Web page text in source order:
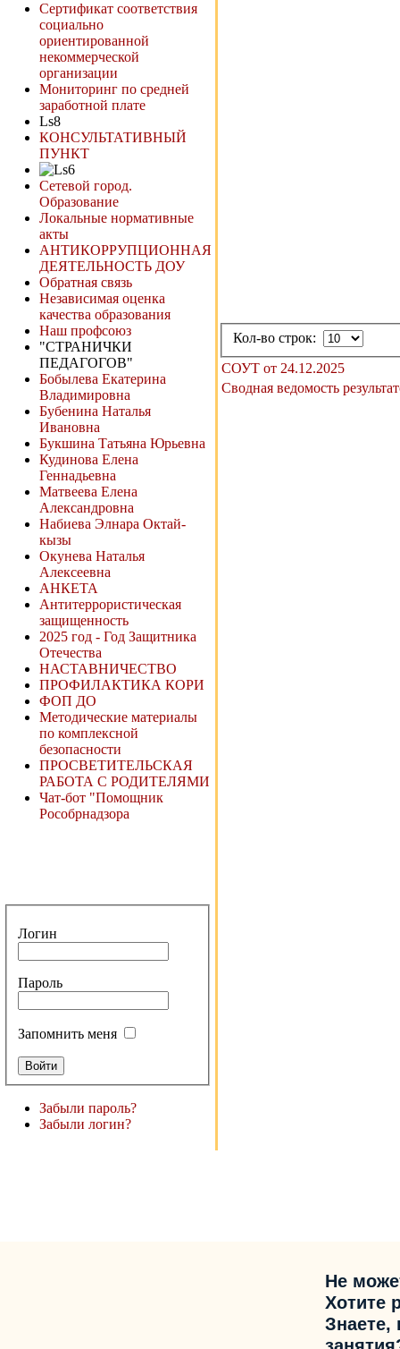
Сертификат соответствия
социально
ориентированной
некоммерческой
организации
Мониторинг по средней
заработной плате
Ls8
КОНСУЛЬТАТИВНЫЙ
ПУНКТ
Сетевой город.
Образование
Локальные нормативные
акты
АНТИКОРРУПЦИОННАЯ
ДЕЯТЕЛЬНОСТЬ ДОУ
Обратная связь
Независимая оценка
качества образования
Наш профсоюз
"СТРАНИЧКИ
ПЕДАГОГОВ"
Бобылева Екатерина
Владимировна
Бубенина Наталья
Ивановна
Букшина Татьяна Юрьевна
Кудинова Елена
Геннадьевна
Матвеева Елена
Александровна
Набиева Элнара Октай-
кызы
Окунева Наталья
Алексеевна
АНКЕТА
Антитеррористическая
защищенность
2025 год - Год Защитника
Отечества
НАСТАВНИЧЕСТВО
ПРОФИЛАКТИКА КОРИ
ФОП ДО
Методические материалы
по комплексной
безопасности
ПРОСВЕТИТЕЛЬСКАЯ
РАБОТА С РОДИТЕЛЯМИ
Чат-бот "Помощник
Рособрнадзора
Логин
Пароль
Запомнить меня
Забыли пароль?
Забыли логин?
Кол-во строк:
СОУТ от 24.12.2025
Сводная ведомость
Не
Хотите
Знаете,